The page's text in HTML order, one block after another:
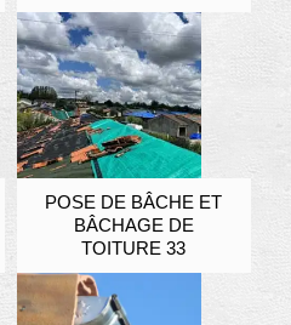
POSE DE BÂCHE ET
BÂCHAGE DE
TOITURE 33